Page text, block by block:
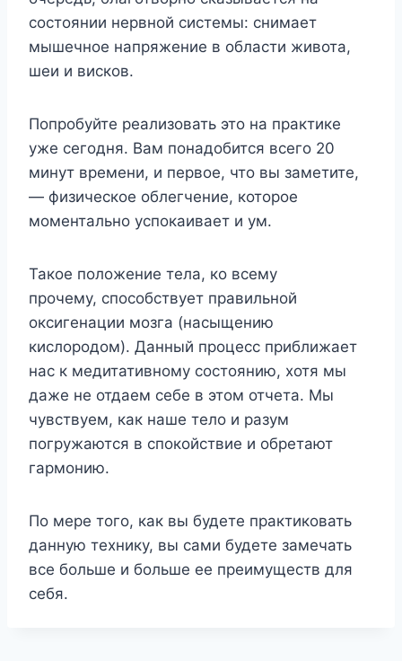
состоянии нервной системы: снимает
мышечное напряжение в области живота,
шеи и висков.
Попробуйте реализовать это на практике
уже сегодня. Вам понадобится всего 20
минут времени, и первое, что вы заметите,
— физическое облегчение, которое
моментально успокаивает и ум.
Такое положение тела, ко всему
прочему, способствует правильной
оксигенации мозга (насыщению
кислородом). Данный процесс приближает
нас к медитативному состоянию, хотя мы
даже не отдаем себе в этом отчета. Мы
чувствуем, как наше тело и разум
погружаются в спокойствие и обретают
гармонию.
По мере того, как вы будете практиковать
данную технику, вы сами будете замечать
все больше и больше ее преимуществ для
себя.